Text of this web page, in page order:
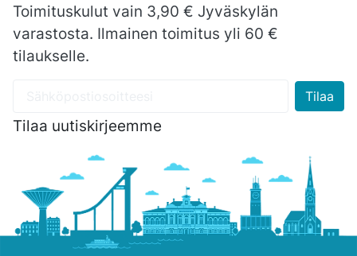
Toimituskulut vain 3,90 € Jyväskylän
varastosta. Ilmainen toimitus yli 60 €
tilaukselle.
Tilaa uutiskirjeemme